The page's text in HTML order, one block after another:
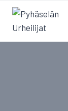
Siirry
sisältöön